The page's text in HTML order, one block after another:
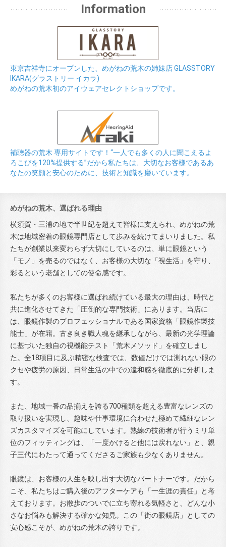
Information
東京吉祥寺にオープンした、めがねの荒木の姉妹店 GLASSTORY
IKARA(グラストリー イカラ)
めがねの荒木初のアイウェアセレクトショップです。
補聴器の荒木 専用サイトです！“一人でも多くの人に聞こえるよ
ろこびを120%提供する”だから私たちは、大切なお客様であるあ
なたの笑顔と安心のために、技術と知識を磨いています。
めがねの荒木、選ばれる理由
横須賀・三浦の地で半世紀を超えて皆様に支えられ、めがねの荒
木は地域密着の眼鏡専門店として歩みを続けてまいりました。私
たちが創業以来変わらず大切にしているのは、単に眼鏡という
「モノ」を売るのではなく、お客様の大切な「視生活」を守り、
彩るという老舗としての使命感です。
私たちが多くのお客様に選ばれ続けている最大の理由は、時代と
共に進化させてきた「圧倒的な専門技術」にあります。当店に
は、眼鏡作製のプロフェッショナルである国家資格「眼鏡作製技
能士」が在籍。古き良き職人魂を継承しながら、最新の光学理論
に基づいた独自の視機能テスト「荒木メソッド」を確立しまし
た。全18項目に及ぶ精密な検査では、数値だけでは測れない眼の
クセや疲労の原因、日常生活の中での違和感を徹底的に分析しま
す。
また、地域一番の品揃えを誇る700種類を超える豊富なレンズの
取り扱いを実現し、趣味や仕事環境に合わせた極めて繊細なレン
ズカスタマイズを可能にしています。熟練の技術者が行うミリ単
位のフィッティングは、「一度かけると他には戻れない」と、親
子三代にわたって通ってくださるご家族も少なくありません。
眼鏡は、お客様の人生を映し出す大切なパートナーです。だから
こそ、私たちはご購入後のアフターケアも「一生涯の責任」と考
えております。お散歩のついでに立ち寄れる気軽さと、どんな小
さなお悩みも解決する確かな知見。この「街の眼鏡店」としての
安心感こそが、めがねの荒木の誇りです。